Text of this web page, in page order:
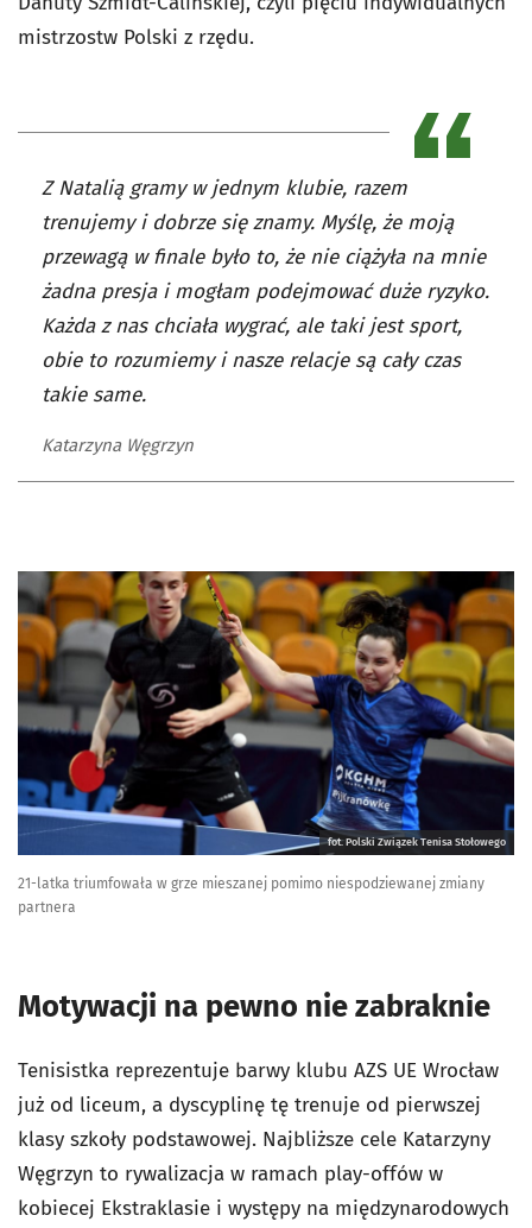
mistrzostw Polski z rzędu.
Z Natalią gramy w jednym klubie, razem
trenujemy i dobrze się znamy. Myślę, że moją
przewagą w finale było to, że nie ciążyła na mnie
żadna presja i mogłam podejmować duże ryzyko.
Każda z nas chciała wygrać, ale taki jest sport,
obie to rozumiemy i nasze relacje są cały czas
takie same.
Katarzyna Węgrzyn
fot. Polski Związek Tenisa Stołowego
21-latka triumfowała w grze mieszanej pomimo niespodziewanej zmiany
partnera
Motywacji na pewno nie zabraknie
Tenisistka reprezentuje barwy klubu AZS UE Wrocław
już od liceum, a dyscyplinę tę trenuje od pierwszej
klasy szkoły podstawowej. Najbliższe cele Katarzyny
Węgrzyn to rywalizacja w ramach play-offów w
kobiecej Ekstraklasie i występy na międzynarodowych